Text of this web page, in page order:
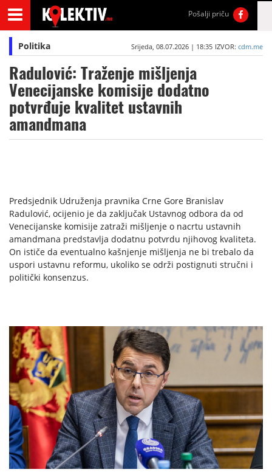
Pošalji priču
Politika Srijeda, 08.07.2026 | 18:35 IZVOR: cdm.me
Radulović: Traženje mišljenja
Venecijanske komisije dodatno
potvrđuje kvalitet ustavnih
amandmana
Predsjednik Udruženja pravnika Crne Gore Branislav
Radulović, ocijenio je da zaključak Ustavnog odbora da od
Venecijanske komisije zatraži mišljenje o nacrtu ustavnih
amandmana predstavlja dodatnu potvrdu njihovog kvaliteta.
On ističe da eventualno kašnjenje mišljenja ne bi trebalo da
uspori ustavnu reformu, ukoliko se održi postignuti stručni i
politički konsenzus.